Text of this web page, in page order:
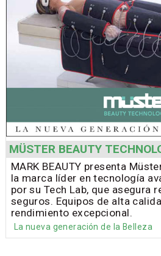
MÜSTER BEAUTY
MARK BEAUTY presenta
la marca líder en tecnología
por su Tech Lab, que asegura
seguros. Equipos de alta
rendimiento excepcional.
La nueva generación de la Belleza